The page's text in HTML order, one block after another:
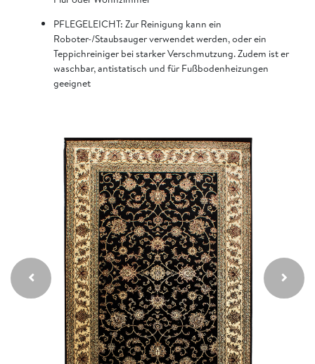
PFLEGELEICHT: Zur Reinigung kann ein
Roboter-/Staubsauger verwendet werden, oder ein
Teppichreiniger bei starker Verschmutzung. Zudem ist er
waschbar, antistatisch und für Fußbodenheizungen
geeignet